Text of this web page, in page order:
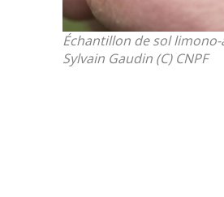
Échantillon de sol limono-
Sylvain Gaudin (C) CNPF